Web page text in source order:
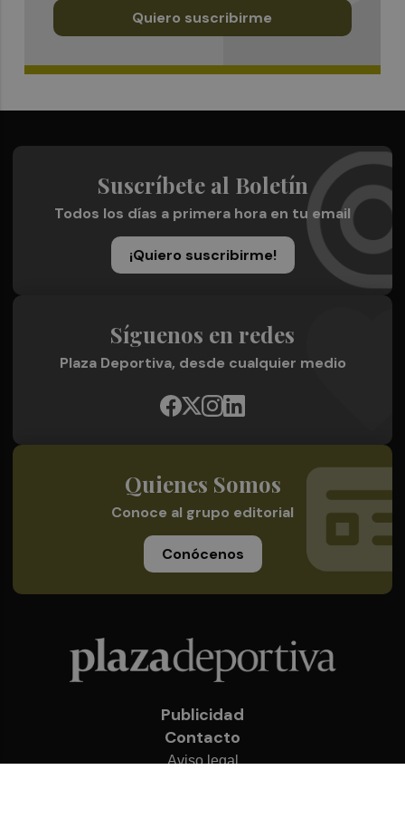
Quiero suscribirme
Suscríbete al Boletín
Todos los días a primera hora en tu email
¡Quiero suscribirme!
Síguenos en redes
Plaza Deportiva, desde cualquier medio
Quienes Somos
Conoce al grupo editorial
Conócenos
Publicidad
Contacto
Aviso legal